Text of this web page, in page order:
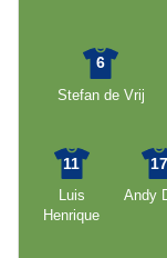
6
Stefan de Vrij
11
Luis
Henrique
17
Andy